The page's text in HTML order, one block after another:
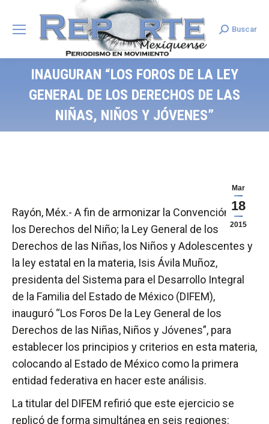
Search:
Buscar
INAUGURAN “LOS FOROS DE LA LEY
GENERAL DE LOS DERECHOS DE LAS
NIÑAS, NIÑOS Y JÓVENES”
Mar
18
2015
Rayón, Méx.- A fin de armonizar la Convención de
los Derechos del Niño; la Ley General de los
Derechos de las Niñas, los Niños y Adolescentes y
la ley estatal en la materia, Isis Ávila Muñoz,
presidenta del Sistema para el Desarrollo Integral
de la Familia del Estado de México (DIFEM),
inauguró “Los Foros De la Ley General de los
Derechos de las Niñas, Niños y Jóvenes”, para
establecer los principios y criterios en esta materia,
colocando al Estado de México como la primera
entidad federativa en hacer este análisis.
La titular del DIFEM refirió que este ejercicio se
replicó de forma simultánea en seis regiones: